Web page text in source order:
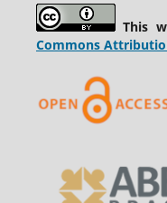
This
Commons